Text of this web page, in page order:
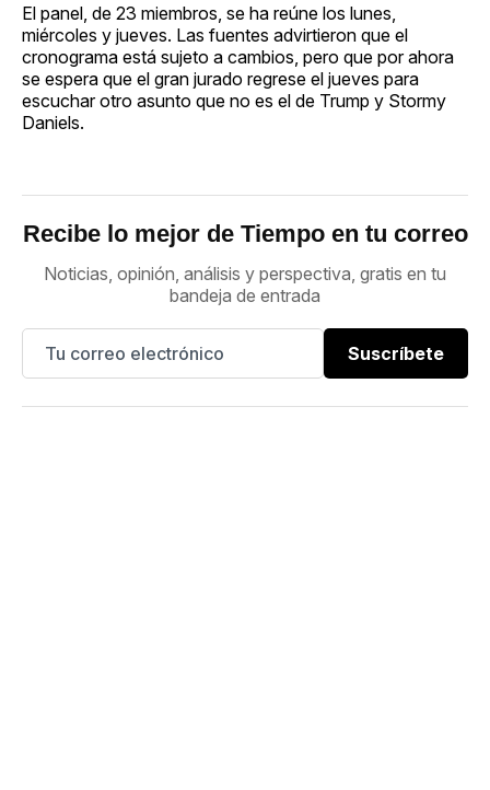
El panel, de 23 miembros, se ha reúne los lunes,
miércoles y jueves. Las fuentes advirtieron que el
cronograma está sujeto a cambios, pero que por ahora
se espera que el gran jurado regrese el jueves para
escuchar otro asunto que no es el de Trump y Stormy
Daniels.
Recibe lo mejor de Tiempo en tu correo
Noticias, opinión, análisis y perspectiva, gratis en tu
bandeja de entrada
Suscríbete